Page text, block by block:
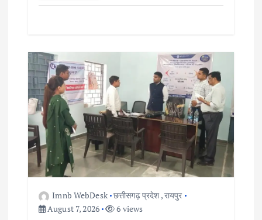
Imnb WebDesk छत्तीसगढ़ प्रदेश ,रायपुर
August 7, 2026
6 views